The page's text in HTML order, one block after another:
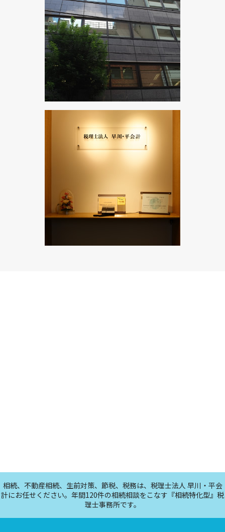
相続、不動産相続、生前対策、節税、税務は、税理士法人 早川・平会
計にお任せください。年間120件の相続相談をこなす『相続特化型』税
理士事務所です。